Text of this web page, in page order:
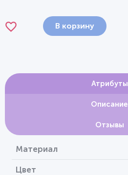
В корзину
Атрибуты
Описание
Отзывы
Материал
Цвет